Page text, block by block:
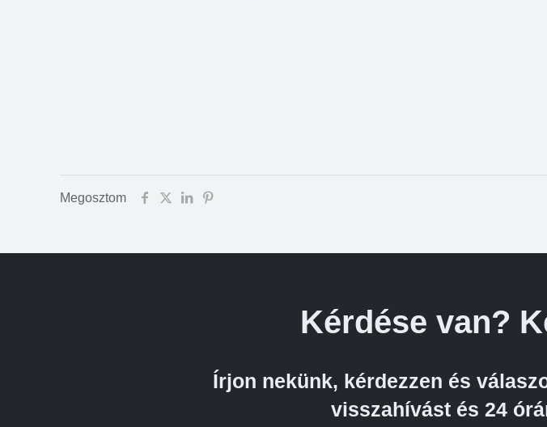
Megosztom
Kérdése van?
Írjon nekünk, kérdezzen és
visszahívást és 24